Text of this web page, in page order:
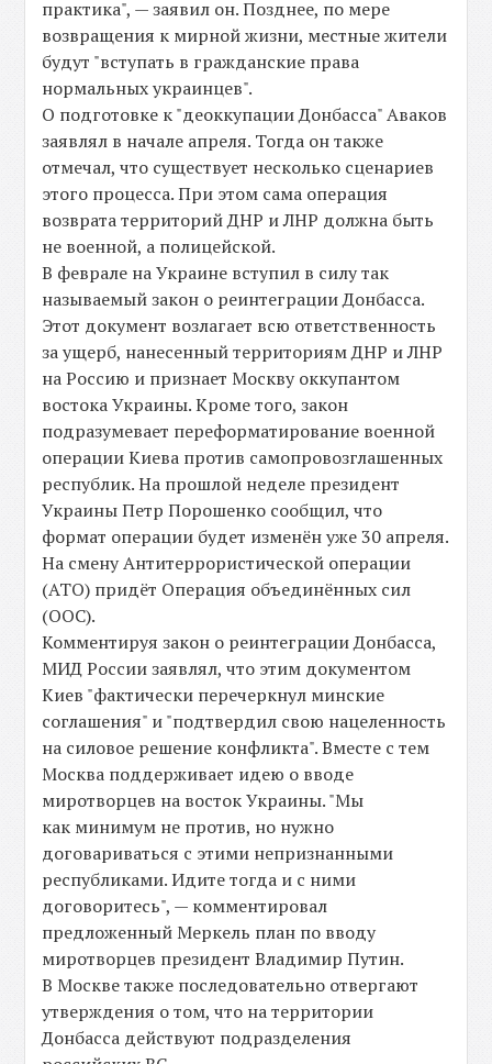
практика", — заявил он. Позднее, по мере
возвращения к мирной жизни, местные жители
будут "вступать в гражданские права
нормальных украинцев".
О подготовке к "деоккупации Донбасса" Аваков
заявлял в начале апреля. Тогда он также
отмечал, что существует несколько сценариев
этого процесса. При этом сама операция
возврата территорий ДНР и ЛНР должна быть
не военной, а полицейской.
В феврале на Украине вступил в силу так
называемый закон о реинтеграции Донбасса.
Этот документ возлагает всю ответственность
за ущерб, нанесенный территориям ДНР и ЛНР
на Россию и признает Москву оккупантом
востока Украины. Кроме того, закон
подразумевает переформатирование военной
операции Киева против самопровозглашенных
республик. На прошлой неделе президент
Украины Петр Порошенко сообщил, что
формат операции будет изменён уже 30 апреля.
На смену Антитеррористической операции
(АТО) придёт Операция объединённых сил
(ООС).
Комментируя закон о реинтеграции Донбасса,
МИД России заявлял, что этим документом
Киев "фактически перечеркнул минские
соглашения" и "подтвердил свою нацеленность
на силовое решение конфликта". Вместе с тем
Москва поддерживает идею о вводе
миротворцев на восток Украины. "Мы
как минимум не против, но нужно
договариваться с этими непризнанными
республиками. Идите тогда и с ними
договоритесь", — комментировал
предложенный Меркель план по вводу
миротворцев президент Владимир Путин.
В Москве также последовательно отвергают
утверждения о том, что на территории
Донбасса действуют подразделения